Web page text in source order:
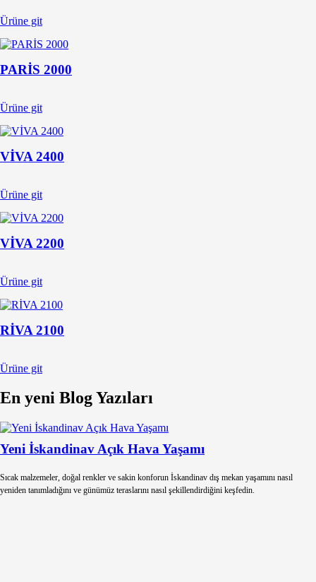
Ürüne git
PARİS 2000
Ürüne git
VİVA 2400
Ürüne git
VİVA 2200
Ürüne git
RİVA 2100
Ürüne git
En yeni Blog Yazıları
Yeni İskandinav Açık Hava Yaşamı
Sıcak malzemeler, doğal renkler ve sakin konforun İskandinav dış mekan yaşamını nasıl
yeniden tanımladığını ve günümüz teraslarını nasıl şekillendirdiğini keşfedin.